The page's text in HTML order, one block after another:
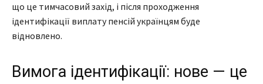
що це тимчасовий захід, і після проходження
ідентифікації виплату пенсій українцям буде
відновлено.
Вимога ідентифікації: нове — це